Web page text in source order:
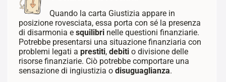
Quando la carta Giustizia appare in
posizione rovesciata, essa porta con sé la presenza
di disarmonia e squilibrinelle questioni finanziarie.
Potrebbe presentarsi una situazione finanziaria con
problemi legati a prestiti, debitio divisione delle
risorse finanziarie. Ciò potrebbe comportare una
sensazione di ingiustizia o disuguaglianza.